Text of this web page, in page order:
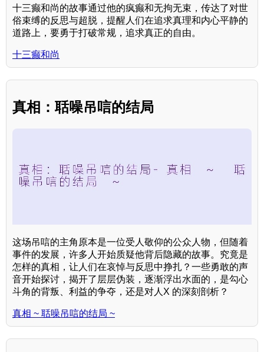
十三癫和尚的故事通过他的疯癫和无拘无束，传达了对世
俗束缚的反思与超脱，提醒人们在追求真理和内心平静的
道路上，要勇于打破常规，追求真正的自由。
十三癫和尚
真相：聒噪吊唁的结局
这场吊唁的主角原本是一位受人敬仰的公众人物，但随着
事件的发展，许多人开始质疑他背后隐藏的故事。究竟是
怎样的真相，让人们在哀悼与反思中挣扎？一些勇敢的声
音开始探讨，揭开了层层伪装，逐渐浮出水面的，是勾心
斗角的背叛、利益的争夺，还是对人X 的深刻剖析？
真相 ~ 聒噪吊唁的结局 ~